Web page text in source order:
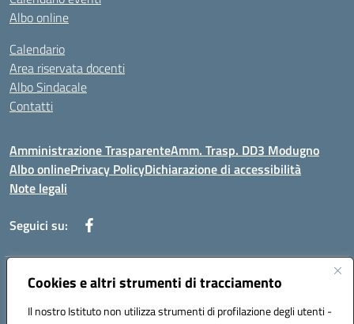
Cookies e altri strumenti di tracciamento
Il nostro Istituto non utilizza strumenti di profilazione degli utenti -
Albo online
Calendario
Area riservata docenti
Albo Sindacale
Contatti
Amministrazione TrasparenteAmm. Trasp. DD3 Modugno
Albo onlinePrivacy PolicyDichiarazione di accessibilità
Note legali
Seguici su:
Indirizzo:Via Magna Grecia, 1 - 70026 Modugno (Bari)
Posta elettronica certificata (PEC):baic8ap005@pec.istruzione.it